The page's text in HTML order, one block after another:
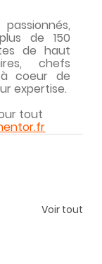
de 150
de haut
chefs
coeur de
expertise.
tout
Voir tout